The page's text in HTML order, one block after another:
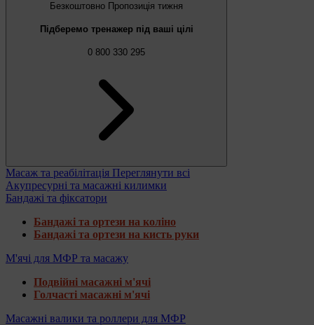
Безкоштовно Пропозиція тижня
Підберемо тренажер під ваші цілі
0 800 330 295
Масаж та реабілітація Переглянути всі
Акупресурні та масажні килимки
Бандажі та фіксатори
Бандажі та ортези на коліно
Бандажі та ортези на кисть руки
М'ячі для МФР та масажу
Подвійні масажні м'ячі
Голчасті масажні м'ячі
Масажні валики та роллери для МФР